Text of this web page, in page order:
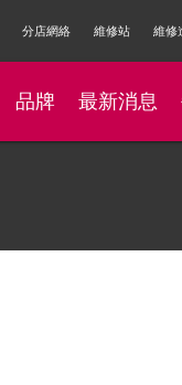
分店網絡 維修站 維修
品牌 最新消息